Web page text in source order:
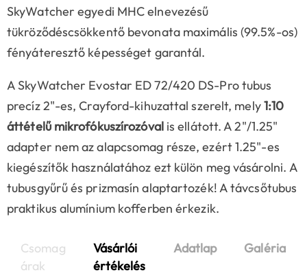
SkyWatcher egyedi MHC elnevezésű
tükröződéscsökkentő bevonata maximális (99.5%-os)
fényáteresztő képességet garantál.
A SkyWatcher Evostar ED 72/420 DS-Pro tubus
precíz 2"-es, Crayford-kihuzattal szerelt, mely1:10
áttételű mikrofókuszírozóvalis ellátott. A 2"/1.25"
adapter nem az alapcsomag része, ezért 1.25"-es
kiegészítők használatához ezt külön meg vásárolni. A
tubusgyűrű és prizmasín alaptartozék! A távcsőtubus
praktikus alumínium kofferben érkezik.
Csomag
árak
Vásárlói
értékelés
Adatlap Galéria